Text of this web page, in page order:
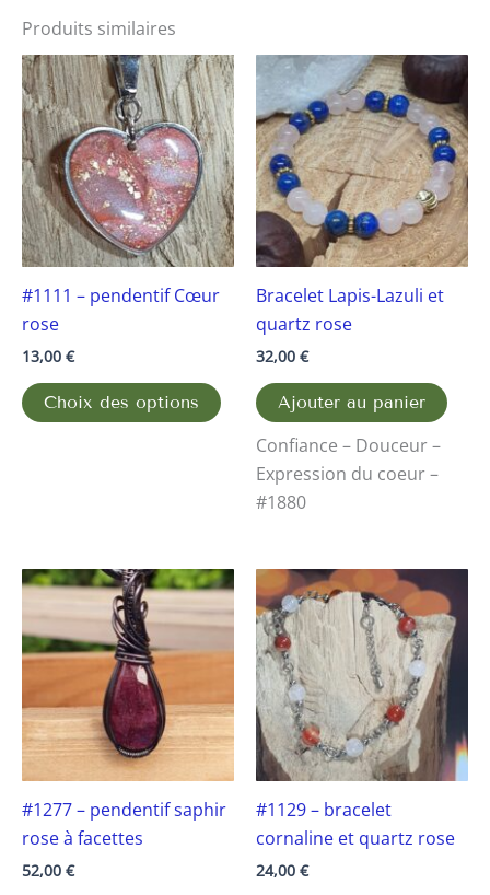
Produits similaires
#1111 – pendentif Cœur
rose
13,00 €
Choix des options
Ce
produit
a
plusieurs
variations.
Les
options
peuvent
choisies
page
produit
Bracelet Lapis-Lazuli et
quartz rose
32,00 €
Ajouter au panier
Confiance – Douceur –
Expression du coeur –
#1880
#1277 – pendentif saphir
rose à facettes
52,00 €
#1129 – bracelet
cornaline et quartz rose
24,00 €